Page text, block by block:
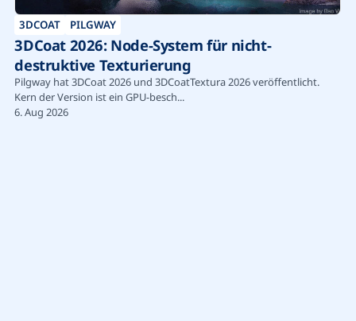
3DCOAT PILGWAY
3DCoat 2026: Node-System für nicht-
destruktive Texturierung
Pilgway hat 3DCoat 2026 und 3DCoatTextura 2026 veröffentlicht.
Kern der Version ist ein GPU-besch...
6. Aug 2026